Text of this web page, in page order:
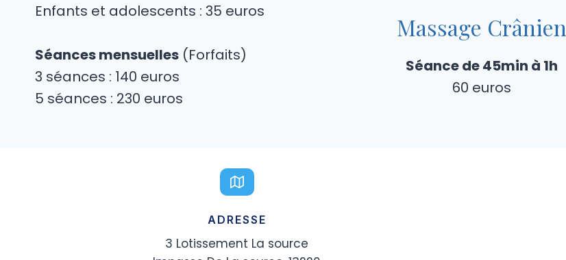
Enfants et adolescents : 35 euros
Séances mensuelles (Forfaits)
3 séances : 140 euros
5 séances : 230 euros
Massage Crânien
Séance de 45min à 1h
60 euros
ADRESSE
3 Lotissement La source